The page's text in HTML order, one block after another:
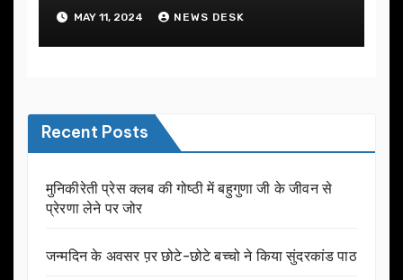
MAY 11, 2024 NEWS DESK
Recent Posts
मुनिकीरेती प्रेस क्लब की गोष्ठी में बहुगुणा जी के जीवन से
प्रेरणा लेने पर जोर
जन्मदिन के अवसर प़र छोटे-छोटे बच्चो ने किया सुंदरकांड पाठ